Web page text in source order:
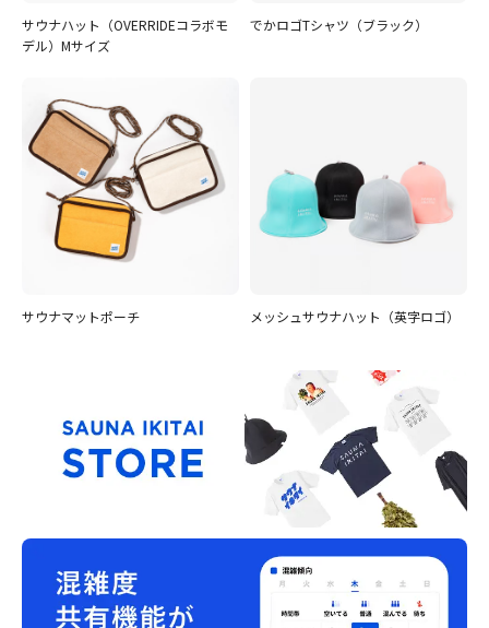
サウナハット（OVERRIDEコラボモ
デル）Mサイズ
でかロゴTシャツ（ブラック）
サウナマットポーチ メッシュサウナハット（英字ロゴ）